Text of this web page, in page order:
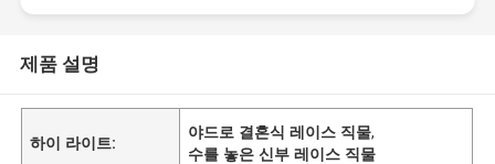
제품 설명
하이 라이트:
야드로 결혼식 레이스 직물,
수를 놓은 신부 레이스 직물